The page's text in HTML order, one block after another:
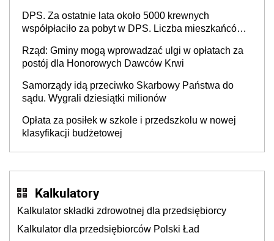
DPS. Za ostatnie lata około 5000 krewnych
współpłaciło za pobyt w DPS. Liczba mieszkańców
Rząd: Gminy mogą wprowadzać ulgi w opłatach za
postój dla Honorowych Dawców Krwi
Samorządy idą przeciwko Skarbowy Państwa do
sądu. Wygrali dziesiątki milionów
Opłata za posiłek w szkole i przedszkolu w nowej
klasyfikacji budżetowej
Kalkulatory
Kalkulator składki zdrowotnej dla przedsiębiorcy
Kalkulator dla przedsiębiorców Polski Ład